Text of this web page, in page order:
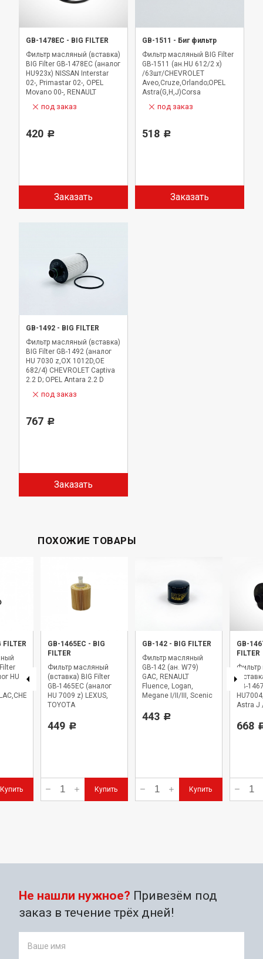
GB-1478EC - BIG FILTER
Фильтр масляный (вставка)
BIG Filter GB-1478EC (аналог
HU923x) NISSAN Interstar
02-, Primastar 02-, OPEL
Movano 00-, RENAULT
Laguna 00-, Master 00-,
2,2 TD
под заказ
420 Р
Заказать
GB-1511 - Биг фильтр
Фильтр масляный BIG Filter
GB-1511 (ан.HU 612/2 x)
/63шт/CHEVROLET
Aveo,Cruze,Orlando;OPEL
Astra(G,H,J)Corsa
под заказ
518 Р
Заказать
GB-1492 - BIG FILTER
Фильтр масляный (вставка)
BIG Filter GB-1492 (аналог
HU 7030 z,OX 1012D,OE
682/4) CHEVROLET Captiva
2.2 D; OPEL Antara 2.2 D
под заказ
767 Р
Заказать
ПОХОЖИЕ ТОВАРЫ
FILTER
HU
Купить
GB-1465EC - BIG
FILTER
Фильтр масляный
(вставка) BIG Filter
GB-1465EC (аналог
HU 7009 z) LEXUS,
TOYOTA
449 Р
Купить
GB-142 - BIG FILTER
Фильтр масляный
GB-142 (ан. W79)
GAC, RENAULT
Fluence, Logan,
Megane I/II/III, Scenic
1.5 dCi; 1.9 dCi
443 Р
Купить
GB-
FILTER
GB-
Astra J
Tourer
668
Не нашли нужное? Привезём под
заказ в течение трёх дней!
Ваше имя